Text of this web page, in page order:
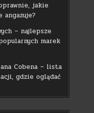
jakie
– najlepsze
marek
Cobena – lista
gdzie oglądać